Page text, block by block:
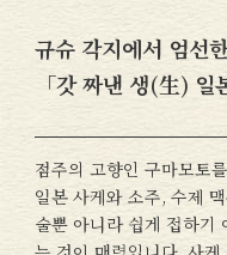
규슈 각지에서 엄선
「갓 짜낸 생(生) 일
점주의 고향인 구마모토
일본 사케와 소주, 수제
술뿐 아니라 쉽게 접하기